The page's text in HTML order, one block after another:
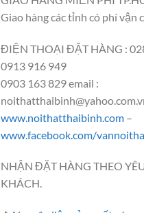
Giao hàng các tỉnh có phí vận
ĐIỆN THOẠI ĐẶT HÀNG :
0913 916 949
0903 163 829 email :
www.noithatthaibinh.com –
www.facebook.com/
NHẬN ĐẶT HÀNG THEO
KHÁCH.